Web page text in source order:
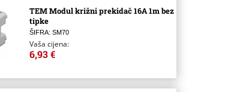
TEM Modul križni prekidač 16A 1m bez
tipke
ŠIFRA: SM70
Vaša cijena:
6,93 €